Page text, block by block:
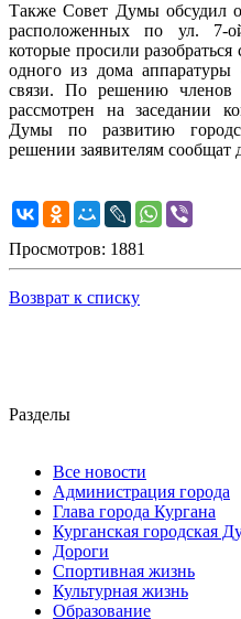
Также Совет Думы обсудил
расположенных по ул. 7-
которые просили
одного из дома аппаратуры
связи. По решению членов
рассмотрен на заседании
Думы по развитию
решении заявителям сообщат
Просмотров: 1881
Возврат к списку
Разделы
Все новости
Администрация города
Глава города Кургана
Курганская городская
Дороги
Спортивная жизнь
Культурная жизнь
Образование